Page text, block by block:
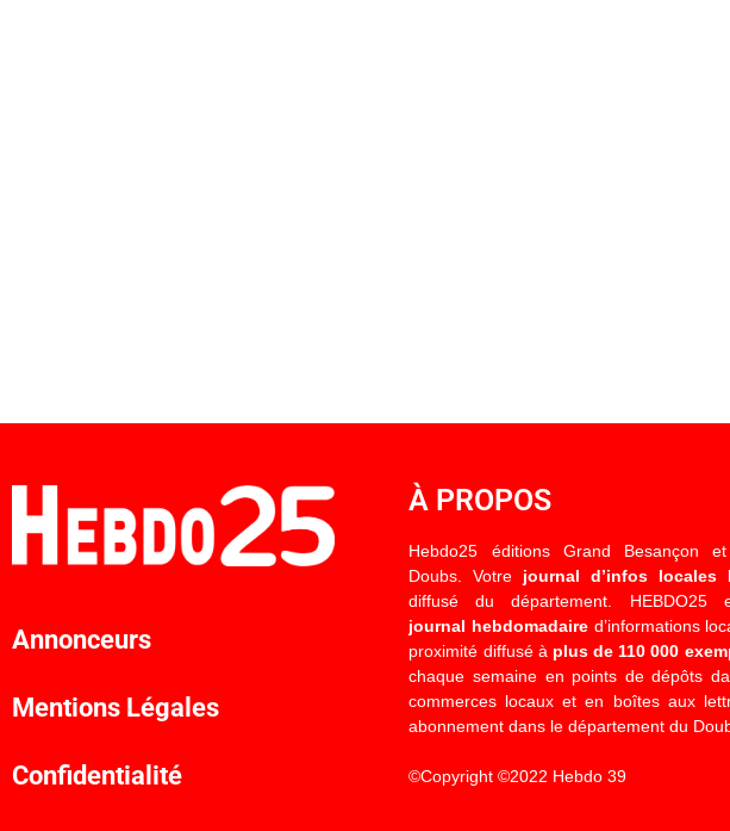
Annonceurs
Mentions Légales
Confidentialité
À PROPOS
Hebdo25 éditions Grand Besançon
Doubs. Votre journal d’infos locales
diffusé du département. HEBDO25
journal hebdomadaired’informations
proximité diffusé à plus de 110 000
chaque semaine en points de dépôts
commerces locaux et en boîtes aux
abonnement dans le département du
©Copyright ©2022 Hebdo 39